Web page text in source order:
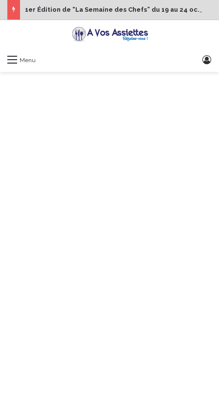
1er Édition de “La Semaine des Chefs” du 19 au 24 octobre 2026
Menu